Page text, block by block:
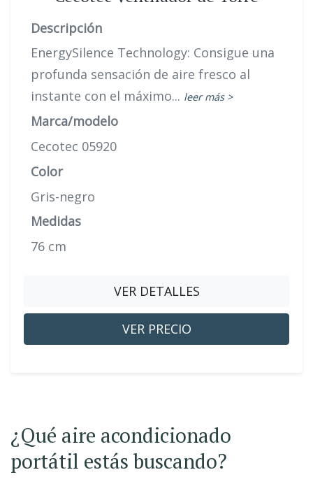
Descripción
EnergySilence Technology: Consigue una
profunda sensación de aire fresco al
instante con el máximo... leer más >
Marca/modelo
Cecotec 05920
Color
Gris-negro
Medidas
76 cm
VER DETALLES
VER PRECIO
¿Qué aire acondicionado
portátil estás buscando?